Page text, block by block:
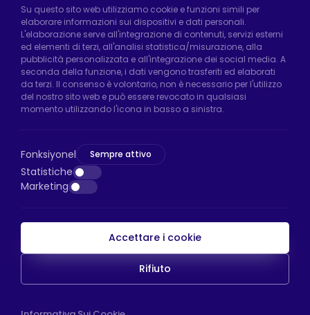
Fabbrica di Hadımköy:Atatürk Industrial Zone,
Uzunçayır Street, No:11 Hadımköy, 34555
Arnavutköy/Istanbul
Telefono:+90 212 640 66 46
Email:export@htsteker.com
Negozio Bayrampasa:Kocatepe
Bayrampaşa/Istanbul
Telefono:+90 530 044 64 87
Email:info@htsteker.com
Pagamento HTS
Su questo sito web utilizziamo cookie e funzioni simili per
elaborare informazioni sui dispositivi e dati personali.
L'elaborazione serve all'integrazione di contenuti, servizi esterni
ed elementi di terzi, all'analisi statistica/misurazione, alla
pubblicità personalizzata e all'integrazione dei social media. A
seconda della funzione, i dati vengono trasferiti ed elaborati
da terzi. Il consenso è volontario, non è necessario per l'utilizzo
del nostro sito web e può essere revocato in qualsiasi
momento utilizzando l'icona in basso a sinistra.
Fonksiyonel Sempre attivo
Statistiche
Marketing
Accettare i cookie
Rifiuto